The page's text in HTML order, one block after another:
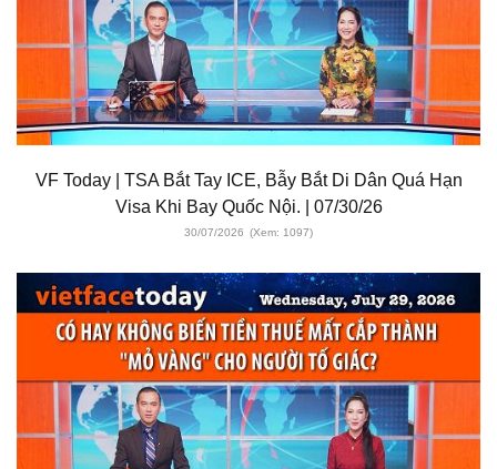
VF Today | TSA Bắt Tay ICE, Bẫy Bắt Di Dân Quá Hạn
Visa Khi Bay Quốc Nội. | 07/30/26
30/07/2026 (Xem: 1097)